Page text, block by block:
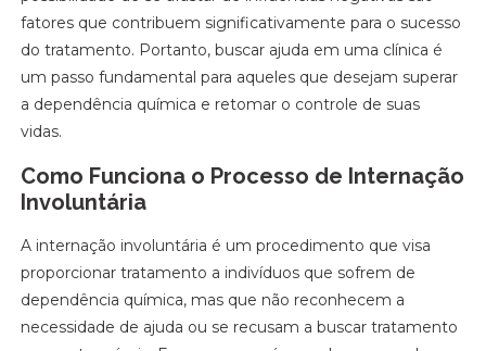
fatores que contribuem significativamente para o sucesso
do tratamento. Portanto, buscar ajuda em uma clínica é
um passo fundamental para aqueles que desejam superar
a dependência química e retomar o controle de suas
vidas.
Como Funciona o Processo de Internação
Involuntária
A internação involuntária é um procedimento que visa
proporcionar tratamento a indivíduos que sofrem de
dependência química, mas que não reconhecem a
necessidade de ajuda ou se recusam a buscar tratamento